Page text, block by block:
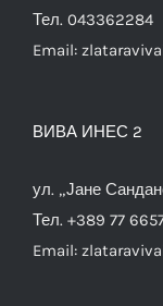
Тел. 043362284
Email:
ВИВА ИНЕС 2
ул. „Јане
Тел. +389 77
Email: